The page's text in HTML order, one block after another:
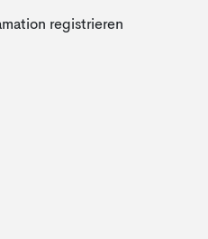
registrieren